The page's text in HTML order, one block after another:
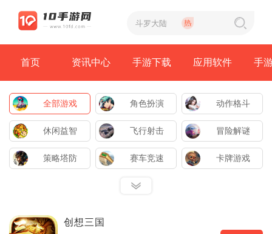
首页 资讯中心 手游下载 应用软件 手
全部游戏 角色扮演 动作格斗
休闲益智 飞行射击 冒险解谜
策略塔防 赛车竞速 卡牌游戏
创想三国